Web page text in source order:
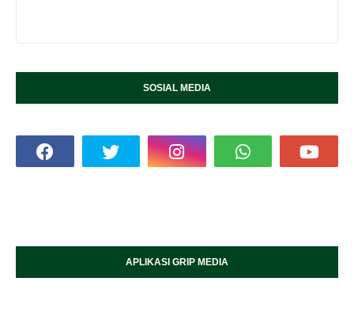
SOSIAL MEDIA
APLIKASI GRIP MEDIA